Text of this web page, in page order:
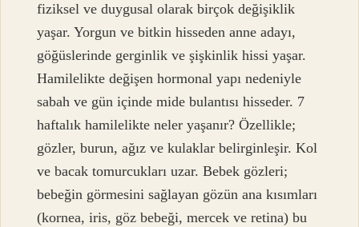
fiziksel ve duygusal olarak birçok değişiklik
yaşar. Yorgun ve bitkin hisseden anne adayı,
göğüslerinde gerginlik ve şişkinlik hissi yaşar.
Hamilelikte değişen hormonal yapı nedeniyle
sabah ve gün içinde mide bulantısı hisseder. 7
haftalık hamilelikte neler yaşanır? Özellikle;
gözler, burun, ağız ve kulaklar belirginleşir. Kol
ve bacak tomurcukları uzar. Bebek gözleri;
bebeğin görmesini sağlayan gözün ana kısımları
(kornea, iris, göz bebeği, mercek ve retina) bu